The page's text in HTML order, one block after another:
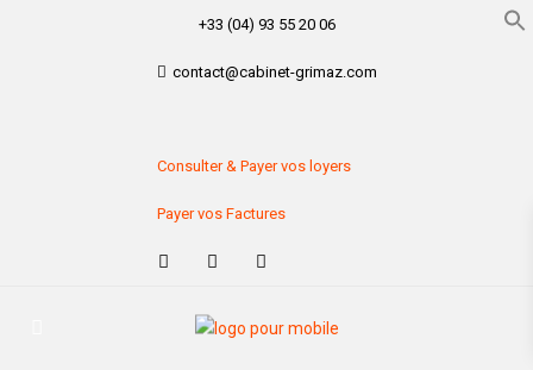
+33 (04) 93 55 20 06
contact@cabinet-grimaz.com
Consulter & Payer vos loyers
Payer vos Factures